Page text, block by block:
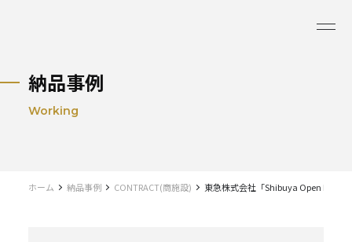
納品事例
Working
ホーム 納品事例 CONTRACT(商施設) 東急株式会社「Shibuya Open